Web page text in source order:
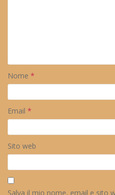
Nome *
Email *
Sito web
Salva il mio nome, email e sito